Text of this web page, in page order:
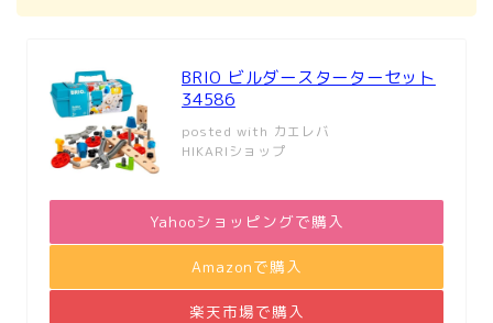
BRIO ビルダースターターセット
34586
posted with カエレバ
HIKARIショップ
Yahooショッピングで購入
Amazonで購入
楽天市場で購入